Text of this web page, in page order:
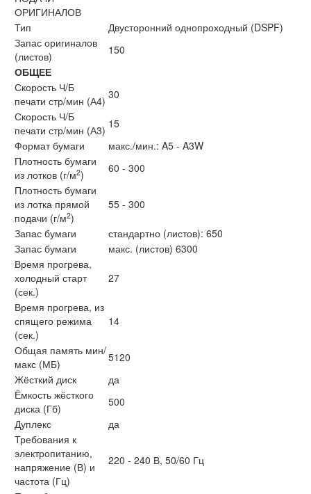
ОРИГИНАЛОВ
Тип
Двусторонний однопроходный (DSPF)
Запас оригиналов
(листов)
150
ОБЩЕЕ
Скорость Ч/Б
печати стр/мин (А4) 30
Скорость Ч/Б
печати стр/мин (А3) 15
Формат бумаги
макс./мин.: A5 - A3W
Плотность бумаги
из лотков (г/м2)
60 - 300
Плотность бумаги
из лотка прямой
подачи (г/м2)
55 - 300
Запас бумаги
стандартно (листов): 650
Запас бумаги
макс. (листов) 6300
Время прогрева,
холодный старт
(сек.)
27
Время прогрева, из
спящего режима
(сек.)
14
Общая память мин/
макс (МБ)
5120
Жёсткий диск
да
Ёмкость жёсткого
диска (Гб)
500
Дуплекс
да
Требования к
электропитанию,
напряжение (В) и
частота (Гц)
220 - 240 В, 50/60 Гц